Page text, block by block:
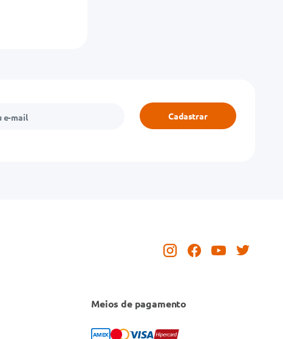
Cadastrar
Meios de pagamento